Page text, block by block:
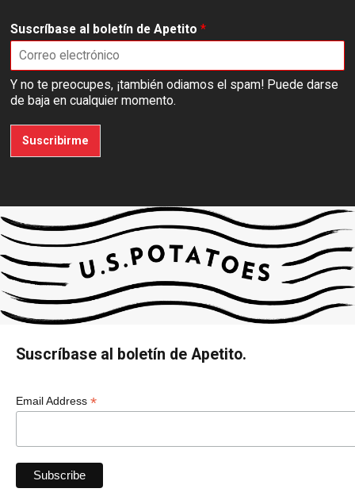
Suscríbase al boletín de Apetito *
Y no te preocupes, ¡también odiamos el spam! Puede darse
de baja en cualquier momento.
Suscribirme
Suscríbase al boletín de Apetito.
Email Address *